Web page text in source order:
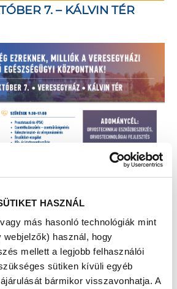
HASZNÁL
más hasonló technológiák mint
webjelzők) használ, hogy
mellett a legjobb felhasználói
sütiken kívüli egyéb
bármikor visszavonhatja. A
7. – KÁLVIN TÉR